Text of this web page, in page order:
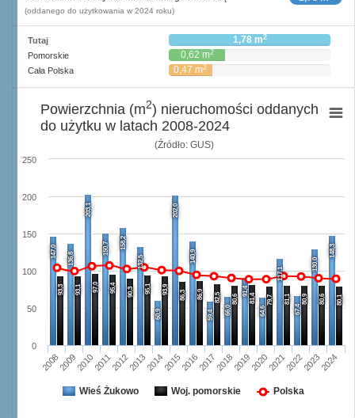
(oddanego do użytkowania w 2024 roku)
Tutaj 1,78 m2
Pomorskie 0,62 m2
Cała Polska 0,47 m2
(Źródło: GUS)
147,0 136,8
203,1
150,7
158,2
132,5
60,9
202,0
140,9
59,4 66,0
91,4
64,6
117,1
67,4
130,0
148,3
93,3 93,1 97,0 95,4 90,3 95,1 93,9 86,3 86,9 82,5 80,6 81,4 79,7 81,1 80,9 80,6 80,1
20082009201020112012201320142015201620172018201920202021202220232024
0
50
100
150
200
250
Powierzchnia (m2) nieruchomości oddanych
do użytku w latach 2008-2024
Wieś Żukowo Woj. pomorskie Polska